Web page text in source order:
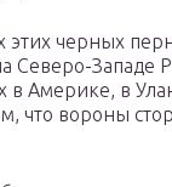
этих черных
Северо-Западе
в Америке, в
что вороны